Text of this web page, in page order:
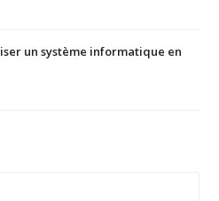
un système informatique en